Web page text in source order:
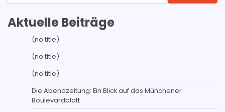
Aktuelle Beiträge
(no title)
(no title)
(no title)
Die Abendzeitung: Ein Blick auf das Münchener
Boulevardblatt